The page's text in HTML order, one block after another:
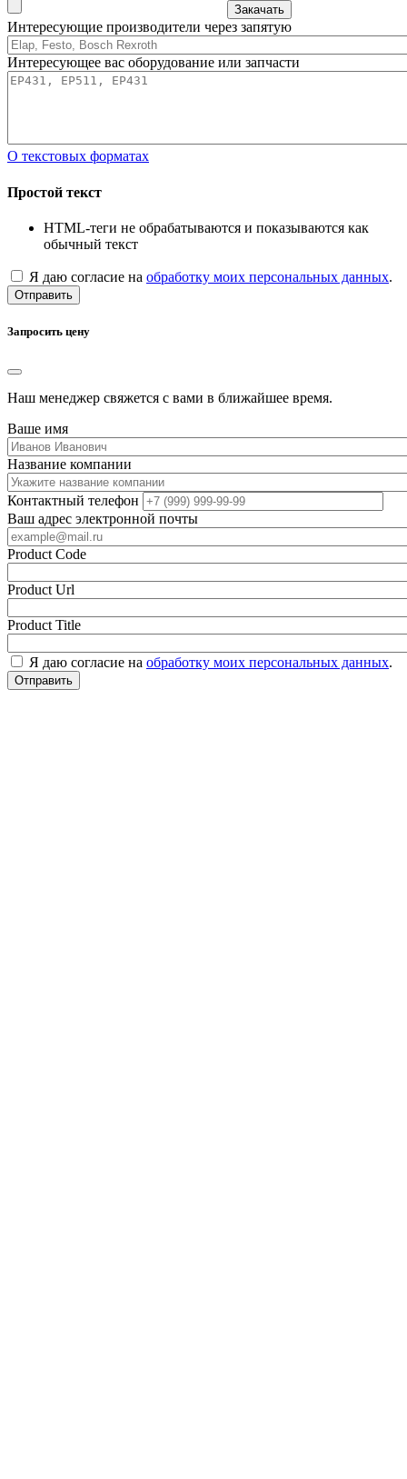
Закачать
Интересующие производители через запятую
Интересующее вас оборудование или запчасти
О текстовых форматах
Простой текст
HTML-теги не обрабатываются и показываются как
обычный текст
Я даю согласие на обработку моих персональных данных.
Отправить
Запросить цену
Наш менеджер свяжется с вами в ближайшее время.
Ваше имя
Название компании
Контактный телефон
Ваш адрес электронной почты
Product Code
Product Url
Product Title
Я даю согласие на обработку моих персональных данных.
Отправить